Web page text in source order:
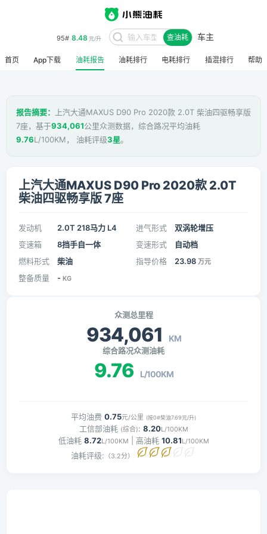
95# 8.48 元/升 查油耗 车主
首页 App下载 油耗报告 油耗排行 电耗排行 插混排行 帮助
报告摘要：
上汽大通MAXUS D90 Pro 2020款 2.0T 柴油四驱畅享版
7座，基于934,061公里众测数据，综合路况平均油耗
9.76L/100KM， 油耗评级3星。
上汽大通MAXUS D90 Pro 2020款 2.0T
柴油四驱畅享版 7座
发动机 2.0T 218马力 L4 进气形式
双涡轮增压
变速箱
8挡手自一体 变速形式
自动档
燃料形式
柴油 指导价格 23.98 万元
整备质量 - KG
众测总里程
934,061 KM
综合路况众测油耗
9.76 L/100KM
平均油费 0.75元/公里 (按0#柴油7.69元/升)
工信部油耗 (综合): 8.20L/100KM
低油耗 8.72L/100KM | 高油耗 10.81L/100KM
油耗评级: （3.2分）